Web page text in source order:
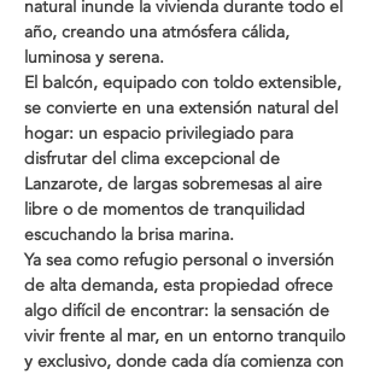
natural inunde la vivienda durante todo el
año, creando una atmósfera cálida,
luminosa y serena.
El balcón, equipado con toldo extensible,
se convierte en una extensión natural del
hogar: un espacio privilegiado para
disfrutar del clima excepcional de
Lanzarote, de largas sobremesas al aire
libre o de momentos de tranquilidad
escuchando la brisa marina.
Ya sea como refugio personal o inversión
de alta demanda, esta propiedad ofrece
algo difícil de encontrar: la sensación de
vivir frente al mar, en un entorno tranquilo
y exclusivo, donde cada día comienza con